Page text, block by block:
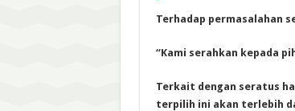
Terhadap permasalahan
“Kami serahkan kepada
Terkait dengan seratus
terpilih ini akan terlebih